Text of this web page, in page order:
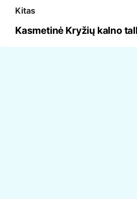
Kitas
Kasmetinė Kryžių kalno